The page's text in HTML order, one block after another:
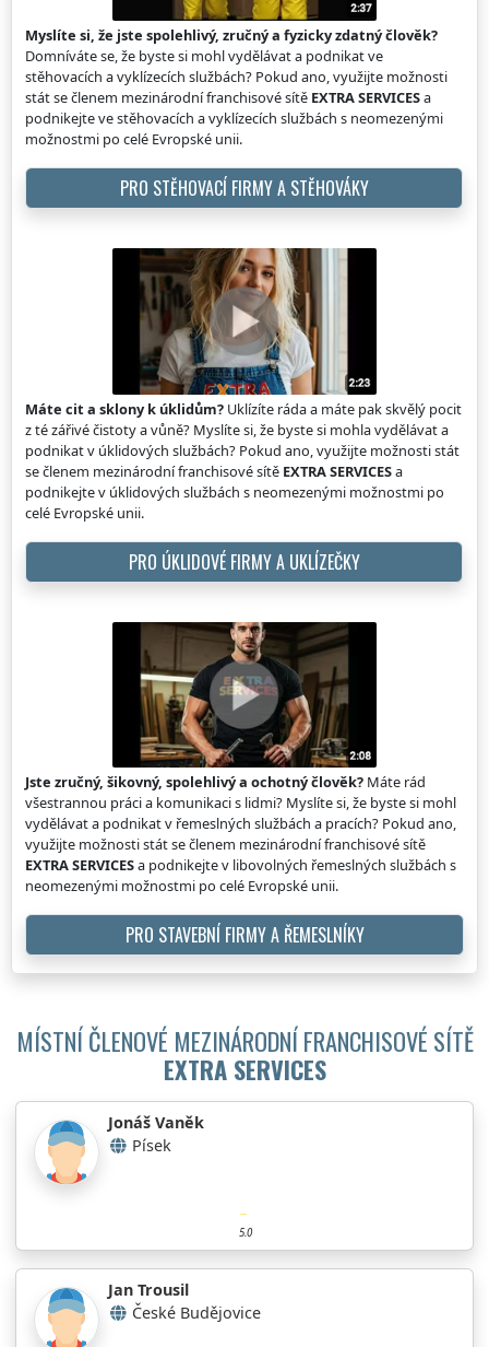
Myslíte si, že jste spolehlivý, zručný a fyzicky zdatný člověk?
Domníváte se, že byste si mohl vydělávat a podnikat ve
stěhovacích a vyklízecích službách? Pokud ano, využijte možnosti
stát se členem mezinárodní franchisové sítě EXTRA SERVICESa
podnikejte ve stěhovacích a vyklízecích službách s neomezenými
možnostmi po celé Evropské unii.
PRO STĚHOVACÍ FIRMY A STĚHOVÁKY
Máte cit a sklony k úklidům? Uklízíte ráda a máte pak skvělý pocit
z té zářivé čistoty a vůně? Myslíte si, že byste si mohla vydělávat a
podnikat v úklidových službách? Pokud ano, využijte možnosti stát
se členem mezinárodní franchisové sítě EXTRA SERVICESa
podnikejte v úklidových službách s neomezenými možnostmi po
celé Evropské unii.
PRO ÚKLIDOVÉ FIRMY A UKLÍZEČKY
Jste zručný, šikovný, spolehlivý a ochotný člověk? Máte rád
všestrannou práci a komunikaci s lidmi? Myslíte si, že byste si mohl
vydělávat a podnikat v řemeslných službách a pracích? Pokud ano,
využijte možnosti stát se členem mezinárodní franchisové sítě
EXTRA SERVICESa podnikejte v libovolných řemeslných službách s
neomezenými možnostmi po celé Evropské unii.
PRO STAVEBNÍ FIRMY A ŘEMESLNÍKY
MÍSTNÍ ČLENOVÉ MEZINÁRODNÍ FRANCHISOVÉ SÍTĚ
EXTRA SERVICES
Jonáš Vaněk
Písek
5.0
Jan Trousil
České Budějovice